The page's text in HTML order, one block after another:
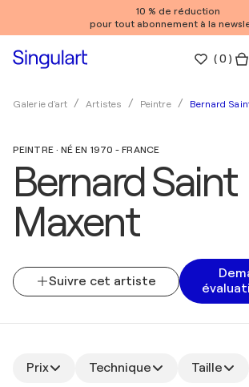
10 % de réduction
pour tout abonnement à la
(0 )
Galerie d'art Artistes Peintre Bernard
PEINTRE · NÉ EN 1970 - FRANCE
Bernard Saint
Maxent
Suivre cet artiste
Prix Technique Taille